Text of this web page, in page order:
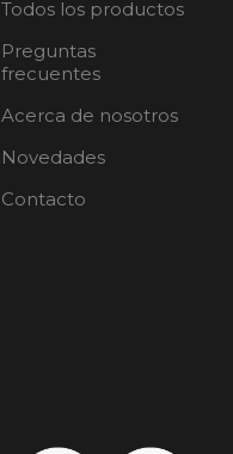
Todos los productos
Preguntas
frecuentes
Acerca de nosotros
Novedades
Contacto